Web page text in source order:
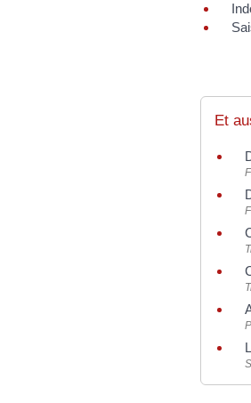
Et